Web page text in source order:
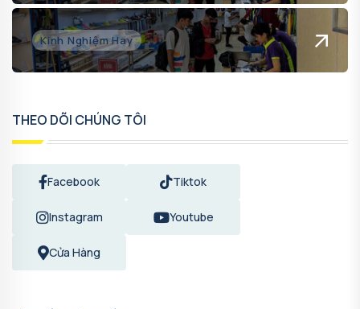
Kinh Nghiệm Hay
THEO DÕI CHÚNG TÔI
Facebook Tiktok
Instagram Youtube
Cửa Hàng